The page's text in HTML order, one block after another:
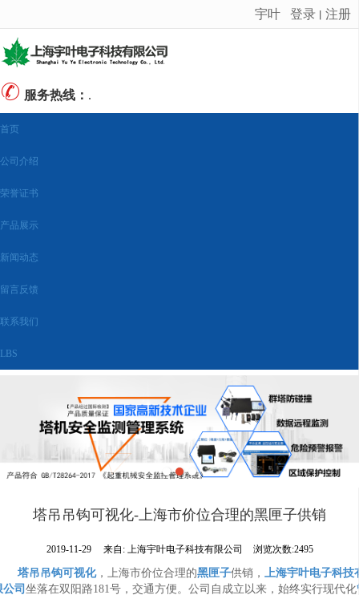
很遗憾，因您的浏览器版本过低导致无法获得最佳浏览体验，推荐下载安装谷歌浏览器！
宇叶 登录 丨 注册
服务热线： .
首页
公司介绍
荣誉证书
产品展示
新闻动态
留言反馈
联系我们
LBS
塔吊吊钩可视化-上海市价位合理的黑匣子供销
2019-11-29 来自: 上海宇叶电子科技有限公司 浏览次数:2495
塔吊吊钩可视化，上海市价位合理的黑匣子供销， 上海宇叶电子科技
公司 坐落在双阳路181号，交通方便。公司自成立以来，始终实行现代化